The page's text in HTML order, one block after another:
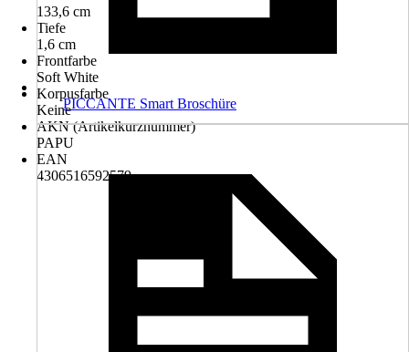
133,6 cm
Tiefe
1,6 cm
Frontfarbe
Soft White
Korpusfarbe
Keine
AKN (Artikelkurznummer)
PAPU
EAN
4306516592579
PICCANTE Smart Broschüre